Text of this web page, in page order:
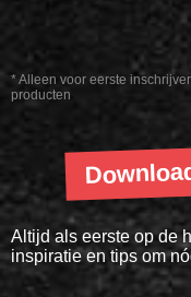
* Alleen voor eerste
producten
Altijd als eerste op de
inspiratie en tips om